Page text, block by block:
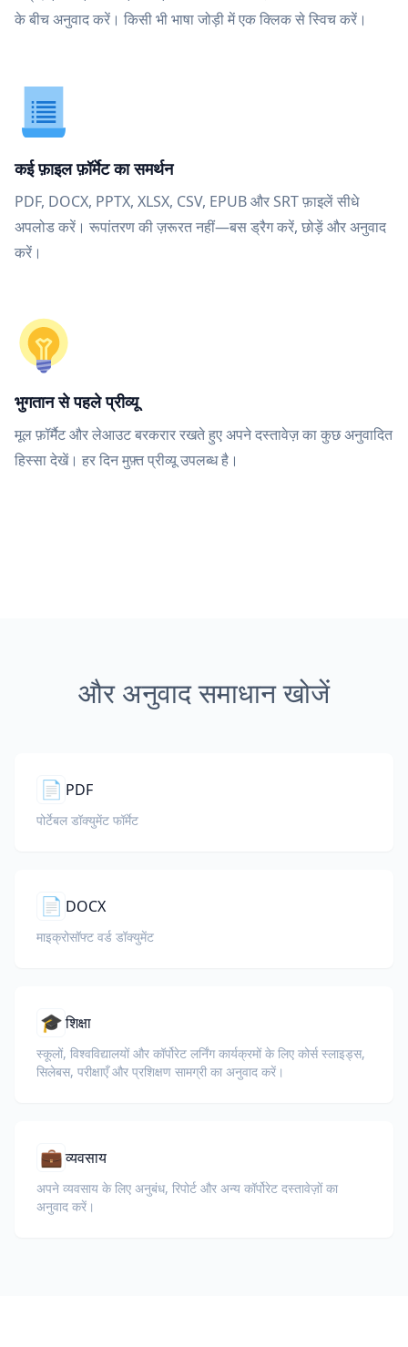
के बीच अनुवाद करें। किसी भी भाषा जोड़ी में एक क्लिक से स्विच करें।
कई फ़ाइल फ़ॉर्मेट का समर्थन
PDF, DOCX, PPTX, XLSX, CSV, EPUB और SRT फ़ाइलें सीधे
अपलोड करें। रूपांतरण की ज़रूरत नहीं—बस ड्रैग करें, छोड़ें और अनुवाद
करें।
भुगतान से पहले प्रीव्यू
मूल फ़ॉर्मैट और लेआउट बरकरार रखते हुए अपने दस्तावेज़ का कुछ अनुवादित
हिस्सा देखें। हर दिन मुफ़्त प्रीव्यू उपलब्ध है।
और अनुवाद समाधान खोजें
📄 PDF
पोर्टेबल डॉक्युमेंट फॉर्मेट
📄 DOCX
माइक्रोसॉफ्ट वर्ड डॉक्युमेंट
🎓शिक्षा
स्कूलों, विश्वविद्यालयों और कॉर्पोरेट लर्निंग कार्यक्रमों के लिए कोर्स स्लाइड्स,
सिलेबस, परीक्षाएँ और प्रशिक्षण सामग्री का अनुवाद करें।
💼व्यवसाय
अपने व्यवसाय के लिए अनुबंध, रिपोर्ट और अन्य कॉर्पोरेट दस्तावेज़ों का
अनुवाद करें।